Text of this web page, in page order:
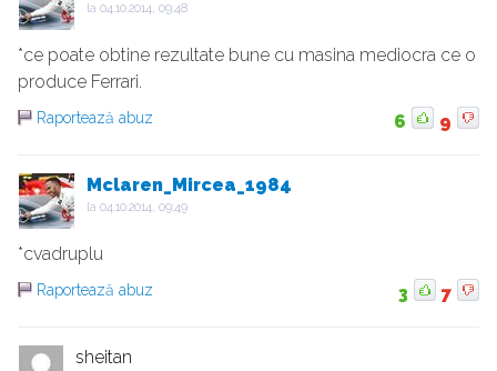
la 04.10.2014, 09:48
*ce poate obtine rezultate bune cu masina mediocra ce o
produce Ferrari.
Raportează abuz 6 9
Mclaren_Mircea_1984
la 04.10.2014, 09:49
*cvadruplu
Raportează abuz 3 7
sheitan